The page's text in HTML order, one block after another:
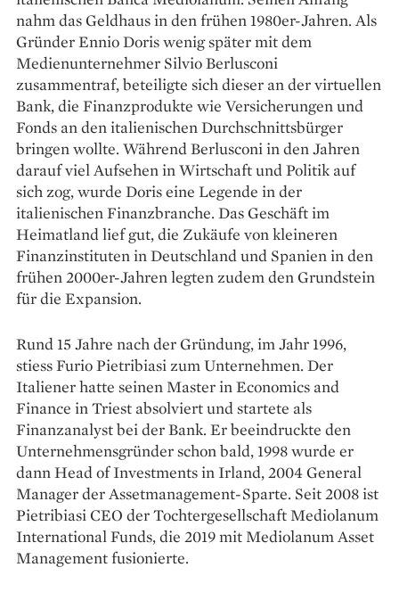
nahm das Geldhaus in den frühen 1980er-Jahren. Als
Gründer Ennio Doris wenig später mit dem
Medienunternehmer Silvio Berlusconi
zusammentraf, beteiligte sich dieser an der virtuellen
Bank, die Finanz­produkte wie Versicherungen und
Fonds an den italienischen Durchschnittsbürger
bringen wollte. Während Berlusconi in den Jahren
darauf viel Aufsehen in Wirtschaft und Politik auf
sich zog, wurde Doris eine Legende in der
italienischen Finanzbranche. Das Geschäft im
Heimatland lief gut, die Zukäufe von kleineren
Finanzinstituten in Deutschland und Spanien in den
frühen 2000er-Jahren legten zudem den Grundstein
für die Expansion.
Rund 15 Jahre nach der Gründung, im Jahr 1996,
stiess Furio Pietribiasi zum Unternehmen. Der
Italiener hatte seinen Master in Economics and
Finance in Triest absolviert und startete als
Finanzanalyst bei der Bank. Er beeindruckte den
Unternehmensgründer schon bald, 1998 wurde er
dann Head of Investments in Irland, 2004 General
Manager der Assetmanagement-Sparte. Seit 2008 ist
Pietribiasi CEO der Tochtergesellschaft Mediolanum
International Funds, die 2019 mit Mediolanum Asset
Management fusionierte.